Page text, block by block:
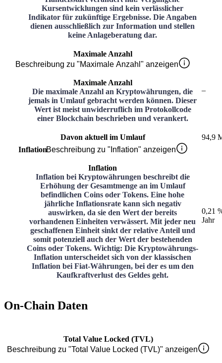
Kursentwicklungen sind kein verlässlicher
Indikator für zukünftige Ergebnisse. Die Angaben
dienen ausschließlich zur Information und stellen
keine Anlageberatung dar.
Maximale Anzahl
Beschreibung zu "Maximale Anzahl" anzeigen
Maximale Anzahl
Die maximale Anzahl an Kryptowährungen, die
jemals in Umlauf gebracht werden können. Dieser
Wert ist meist unwiderruflich im Protokollcode
einer Blockchain beschrieben und verankert.
–
Davon aktuell im Umlauf
94,9
InflationBeschreibung zu "Inflation" anzeigen
Inflation
Inflation bei Kryptowährungen beschreibt die
Erhöhung der Gesamtmenge an im Umlauf
befindlichen Coins oder Tokens. Eine hohe
jährliche Inflationsrate kann sich negativ
auswirken, da sie den Wert der bereits
vorhandenen Einheiten verwässert. Mit jeder neu
geschaffenen Einheit sinkt der relative Anteil und
somit potenziell auch der Wert der bestehenden
Coins oder Tokens. Wichtig: Die Kryptowährungs-
Inflation unterscheidet sich von der klassischen
Inflation bei Fiat-Währungen, bei der es um den
Kaufkraftverlust des Geldes geht.
0,21
Jahr
On-Chain Daten
Total Value Locked (TVL)
Beschreibung zu "Total Value Locked (TVL)" anzeigen